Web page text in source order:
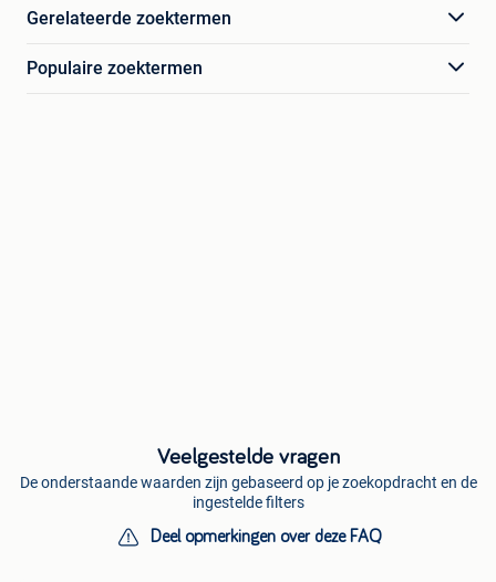
Gerelateerde zoektermen
Populaire zoektermen
Veelgestelde vragen
De onderstaande waarden zijn gebaseerd op je zoekopdracht en de
ingestelde filters
Deel opmerkingen over deze FAQ